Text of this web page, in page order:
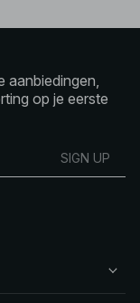
aanbiedingen,
op je eerste
SIGN UP